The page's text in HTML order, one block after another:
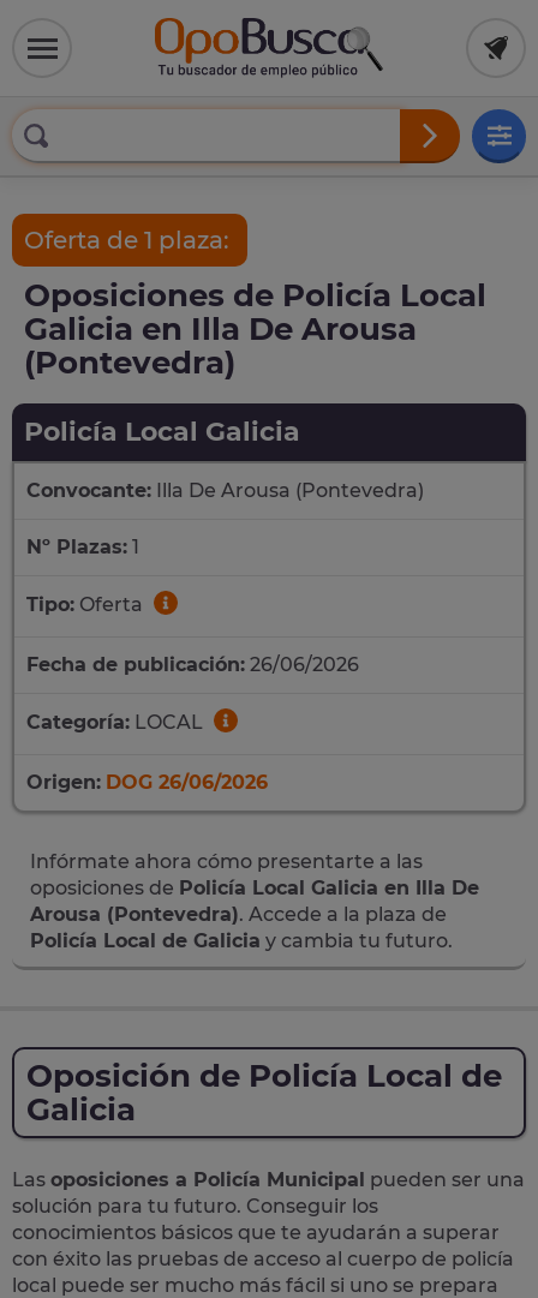
Oferta de 1 plaza:
Oposiciones de Policía Local
Galicia en Illa De Arousa
(Pontevedra)
Policía Local Galicia
Convocante: Illa De Arousa (Pontevedra)
Nº Plazas: 1
Tipo: Oferta
Fecha de publicación: 26/06/2026
Categoría: LOCAL
Origen: DOG 26/06/2026
Infórmate ahora cómo presentarte a las
oposiciones de Policía Local Galicia en Illa De
Arousa (Pontevedra). Accede a la plaza de
Policía Local de Galicia y cambia tu futuro.
Oposición de Policía Local de
Galicia
Las oposiciones a Policía Municipal pueden ser una
solución para tu futuro. Conseguir los
conocimientos básicos que te ayudarán a superar
con éxito las pruebas de acceso al cuerpo de policía
local puede ser mucho más fácil si uno se prepara